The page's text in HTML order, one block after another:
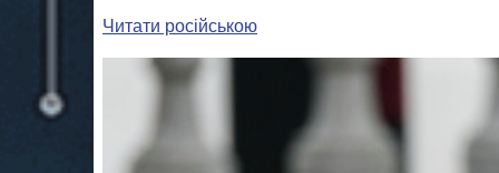
Читати російською